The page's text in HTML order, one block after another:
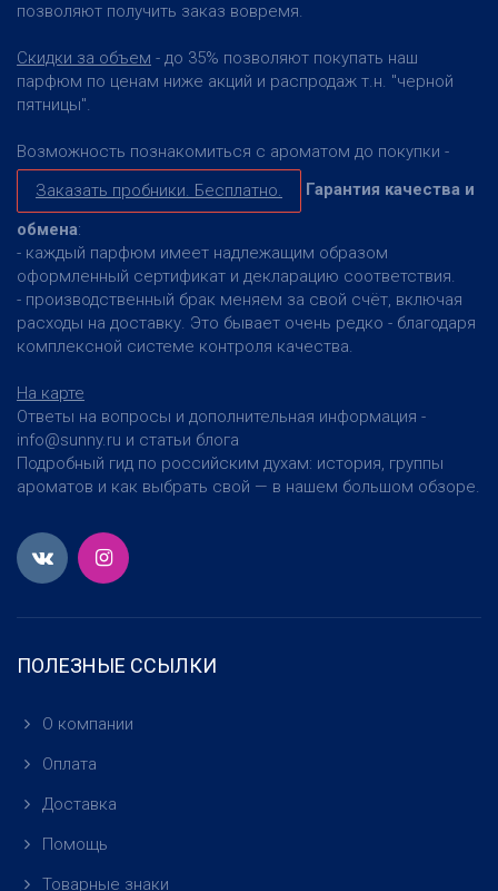
позволяют получить заказ вовремя.
Скидки за объем - до 35% позволяют покупать наш
парфюм по ценам ниже акций и распродаж т.н. "черной
пятницы".
Возможность познакомиться с ароматом до покупки -
Заказать пробники. Бесплатно.
Гарантия качества и
обмена:
- каждый парфюм имеет надлежащим образом
оформленный сертификат и декларацию соответствия.
- производственный брак меняем за свой счёт, включая
расходы на доставку. Это бывает очень редко - благодаря
комплексной системе контроля качества.
На карте
Ответы на вопросы и дополнительная информация -
info@sunny.ru и статьи блога
Подробный гид по российским духам: история, группы
ароматов и как выбрать свой — в нашем большом обзоре.
ПОЛЕЗНЫЕ ССЫЛКИ
О компании
Оплата
Доставка
Помощь
Товарные знаки